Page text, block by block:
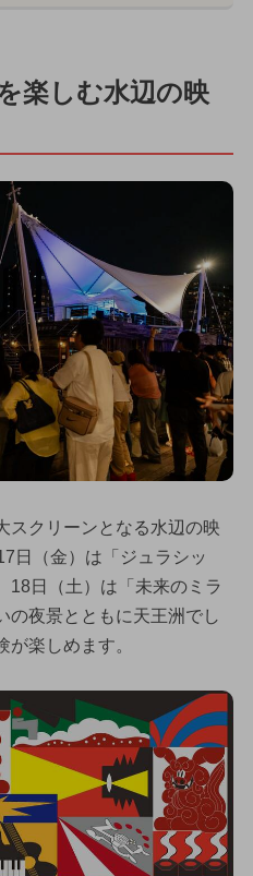
楽しむ水辺の映
スクリーンとなる水辺の映
日（金）は「ジュラシッ
18日（土）は「未来のミラ
の夜景とともに天王洲でし
楽しめます。